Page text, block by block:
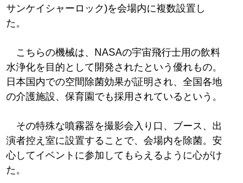
サンケイシャーロック)を会場内に複数設置し
た。
こちらの機械は、NASAの宇宙飛行士用の飲料
水浄化を目的として開発されたという優れもの。
日本国内での空間除菌効果が証明され、全国各地
の介護施設、保育園でも採用されているという。
その特殊な噴霧器を撮影会入り口、ブース、出
演者控え室に設置することで、会場内を除菌。安
心してイベントに参加してもらえるように心がけ
た。